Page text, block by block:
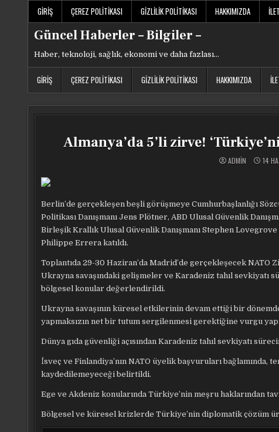
GIRIŞ ÇEREZ POLITIKASI GIZLILIK POLITIKASI HAKKIMIZDA
Güncel Haberler – Bilgiler –
Haber, teknoloji, sağlık, ekonomi ve daha fazlası…
GIRIŞ ÇEREZ POLITIKASI GIZLILIK POLITIKASI HAKKIMIZDA
Almanya’da 5’li zirve!
ADMIN 14
Berlin’de gerçekleşen beşli görüşmeye Cumhurbaşlanlığı
Politikası Danışmanı Jens Plötner, ABD Ulusal Güvenlik
Birleşik Krallık Ulusal Güvenlik Danışmanı Stephen
Philippe Errera katıldı.
Toplantıda 29-30 Haziran’da Madrid’de gerçekleşecek
Ukrayna savaşındaki gelişmeler ve Karadeniz tahıl sevkiyatı
bölgesel konular değerlendirildi.
Ukrayna savaşının küresel etkilerinin devam ettiği bir
yapmaksızın net bir tutum sergilenmesi gerektiğine vurgu
Dünya gıda güvenliği açısından Karadeniz tahıl sevkiyatı
İsveç ve Finlandiya’nın NATO üyelik başvuruları
kaydedilemeyeceği belirtildi.
Ege ve Akdeniz konularında Türkiye’nin meşru haklarından
Bölgesel ve küresel krizlerde Türkiye’nin diplomatik çözüm